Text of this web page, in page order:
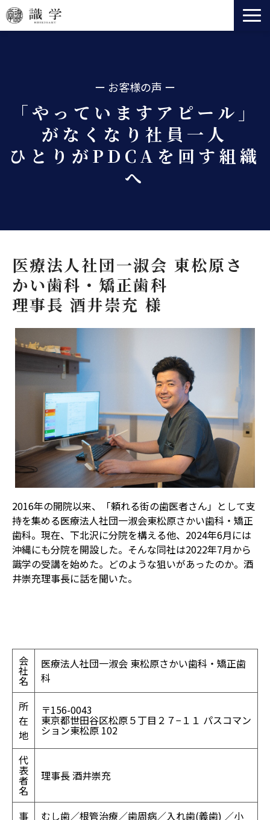
法人向けサービス
セミナー
ニュース
会社情報
役員紹介
ー お客様の声 ー
「やっていますアピール」
がなくなり社員一人
ひとりがPDCAを回す組織
へ
医療法人社団一淑会 東松原さ
かい歯科・矯正歯科
理事長 酒井崇充 様
2016年の開院以来、「頼れる街の歯医者さん」として支
持を集める医療法人社団一淑会東松原さかい歯科・矯正
歯科。現在、下北沢に分院を構える他、2024年6月には
沖縄にも分院を開設した。そんな同社は2022年7月から
識学の受講を始めた。どのような狙いがあったのか。酒
井崇充理事長に話を聞いた。
会
社
名
医療法人社団一淑会 東松原さかい歯科・矯正歯
科
所
在
地
〒156-0043
東京都世田谷区松原５丁目２７−１１ パスコマン
ション東松原 102
代
表
者
名
理事長 酒井崇充
事
むし歯／根管治療／歯周病／入れ歯(義歯) ／小